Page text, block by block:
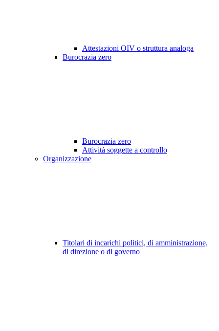
Attestazioni OIV o struttura analoga
Burocrazia zero
Burocrazia zero
Attività soggette a controllo
Organizzazione
Titolari di incarichi politici, di amministrazione,
di direzione o di governo